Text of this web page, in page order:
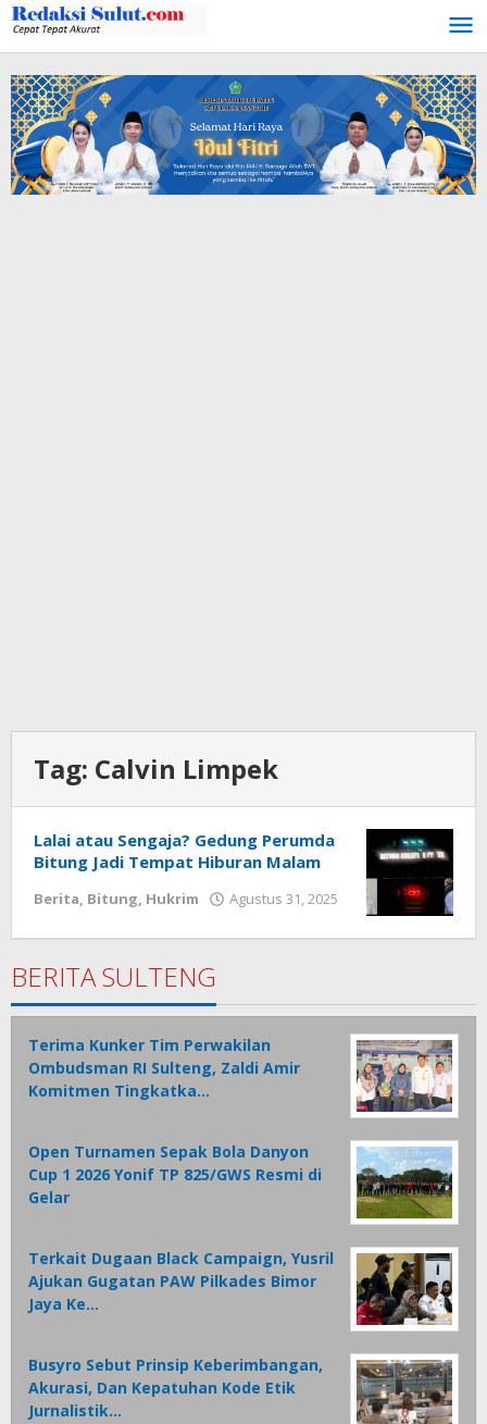
Lewati
ke
konten
Tag: Calvin Limpek
Lalai atau Sengaja? Gedung Perumda
Bitung Jadi Tempat Hiburan Malam
Berita, Bitung, Hukrim Agustus 31, 2025
oleh
redaksisulut
BERITA SULTENG
Terima Kunker Tim Perwakilan
Ombudsman RI Sulteng, Zaldi Amir
Komitmen Tingkatka…
Open Turnamen Sepak Bola Danyon
Cup 1 2026 Yonif TP 825/GWS Resmi di
Gelar
Terkait Dugaan Black Campaign, Yusril
Ajukan Gugatan PAW Pilkades Bimor
Jaya Ke…
Busyro Sebut Prinsip Keberimbangan,
Akurasi, Dan Kepatuhan Kode Etik
Jurnalistik…